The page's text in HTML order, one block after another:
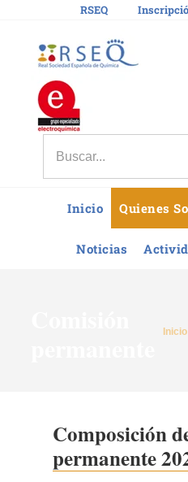
contenido
RSEQ
Inicio Quienes
Noticias
Inicio
Composición
permanente